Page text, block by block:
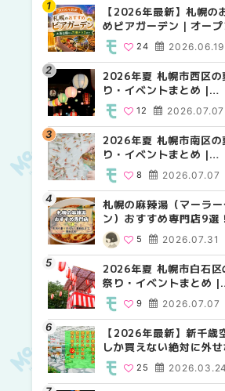
【2026年最新】札幌の
めビアガーデン｜オープ
順に徹底紹介！大通公園
穴場テラスまで | MouLa
HOKKAIDO
2026.06.19
24
2026年夏 札幌市西区の
り・イベントまとめ |
MouLa HOKKAIDO
2026.07.07
12
2026年夏 札幌市南区の
り・イベントまとめ |
MouLa HOKKAIDO
2026.07.07
8
札幌の麻辣湯（マーラー
ン）おすすめ専門店9選
場の量り売りから最新店
徹底比較 | MouLa
HOKKAIDO
2026.07.31
5
2026年夏 札幌市白石区
祭り・イベントまとめ |
MouLa HOKKAIDO
2026.07.07
9
【2026年最新】新千歳
しか買えない絶対に外せ
限定スイーツ・焼き菓子
| MouLa HOKKAIDO
2026.03.24
25
【2026年
めビアガ
穴場テラ
24
2026年夏
り・イベ
12
2026年夏
り・イベ
9
2026年夏
祭り・イ
10
2026年夏
祭り・イ
9
2026年夏
り・イベ
8
【2026年
めビアガ
穴場テラ
24
2026年夏
り・イベ
9
2026年夏
り・イベ
12
2026年夏
祭り・イ
9
2026年夏
祭り・イ
10
2026年夏
祭り・イ
6